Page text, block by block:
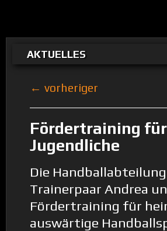
AKTUELLES
← vorheriger
Fördertraining
Jugendliche
Die
Trainerpaar Andrea
Fördertraining für
auswärtige